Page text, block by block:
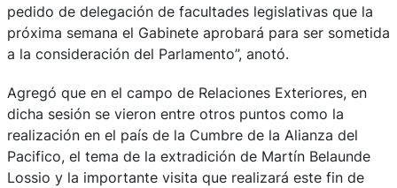
pedido de delegación de facultades legislativas que la
próxima semana el Gabinete aprobará para ser sometida
a la consideración del Parlamento”, anotó.
Agregó que en el campo de Relaciones Exteriores, en
dicha sesión se vieron entre otros puntos como la
realización en el país de la Cumbre de la Alianza del
Pacifico, el tema de la extradición de Martín Belaunde
Lossio y la importante visita que realizará este fin de